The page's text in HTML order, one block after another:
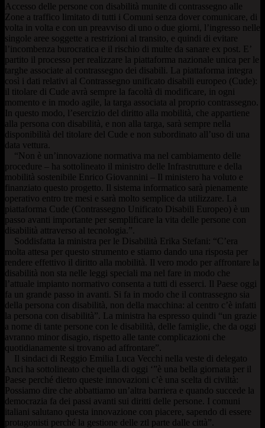
Accesso delle persone con disabilità munite di contrassegno alle
Zone a traffico limitato di tutti i Comuni senza dover comunicare, di
volta in volta e con un preavviso di uno o due giorni, l’ingresso nelle
singole aree soggette a restrizioni al transito, e quindi di evitare
l’incombenza burocratica e il rischio di multe da sanare ex post. E’
partito il processo per realizzare la piattaforma nazionale unica per le
targhe associate al contrassegno dei disabili. La piattaforma integra
così i dati relativi al Contrassegno unificato disabili europeo (Cude):
il titolare di Cude avrà sempre la facoltà di modificare, in ogni
momento e in modo agile, la targa associata al proprio contrassegno.
In questo modo, l’esercizio del diritto alla mobilità, che appartiene
alla persona con disabilità, e non alla targa, sarà sempre nella
disponibilità del titolare del Cude e non subordinato all’uso di una
data vettura.
“Non è un’innovazione normativa ma nel cambiamento delle
procedure – ha sottolineato il ministro delle Infrastrutture e della
mobilità sostenibile Enrico Giovannini – Il ministero ha voluto e
finanziato questo progetto. Il sistema informatico sarà pienamente
operativo entro tre mesi e sarà molto semplice da utilizzare. La
piattaforma Cude (Contrassegno Unificato Disabili Europeo) è un
passo avanti importante per semplificare la vita delle persone con
disabilità attraverso al tecnologia.”.
Soddisfatta la ministra per le Disabilità Erika Stefani: “C’era
molta attesa per questo strumento e stiamo dando una risposta per
rendere effettivo il diritto alla mobilità. Il vero modo per affrontare la
disabilità non sta nelle leggi speciali ma nel fare in modo che
l’attuale impianto normativo consenta a tutti di esserci. Il Paese oggi
fa un grande passo in avanti. Si fa in modo che il contrassegno sia
della persona con disabilità, non della macchina: al centro c’è infatti
la persona con disabilità”. La ministra ha espresso quindi “un grazie
a nome di tante persone con le disabilità, delle famiglie, che da oggi
avranno minor disagio, rispetto alle tante complicazioni che
quotidianamente si trovano ad affrontare”.
Il sindaci di Reggio Emilia Luca Vecchi nella veste di delegato
Anci ha sottolineato che quella di oggi ‘”è una bella giornata per il
Paese perché dietro queste innovazioni c’è una scelta di civiltà:
Possiamo dire che abbattiamo un’altra barriera e quando succede la
democrazia fa dei passi avanti sui diritti delle persone. I comuni
italiani salutano questa innovazione con piacere, sapendo di essere
protagonisti perché la gestione delle ztl parte dalle città”.